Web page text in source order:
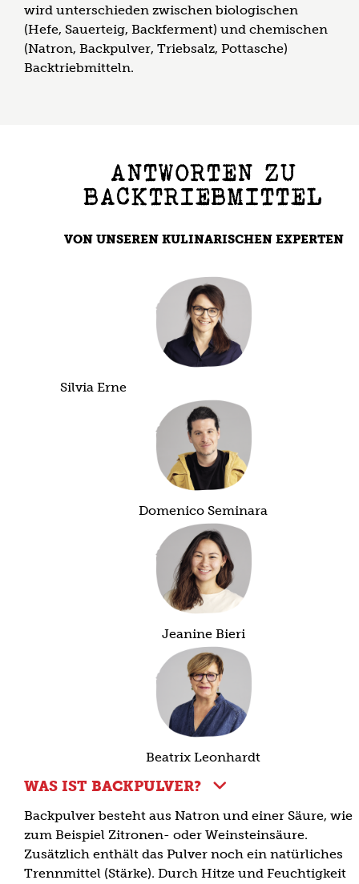
wird unterschieden zwischen biologischen
(Hefe, Sauerteig, Backferment) und chemischen
(Natron, Backpulver, Triebsalz, Pottasche)
Backtriebmitteln.
ANTWORTEN ZU
BACKTRIEBMITTEL
VON UNSEREN KULINARISCHEN EXPERTEN
Silvia Erne
Domenico Seminara
Jeanine Bieri
Beatrix Leonhardt
WAS IST BACKPULVER?
Backpulver besteht aus Natron und einer Säure, wie
zum Beispiel Zitronen- oder Weinsteinsäure.
Zusätzlich enthält das Pulver noch ein natürliches
Trennmittel (Stärke). Durch Hitze und Feuchtigkeit